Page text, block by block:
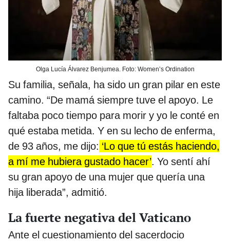
Olga Lucía Álvarez Benjumea. Foto: Women’s Ordination
Su familia, señala, ha sido un gran pilar en este
camino. “De mamá siempre tuve el apoyo. Le
faltaba poco tiempo para morir y yo le conté en
qué estaba metida. Y en su lecho de enferma,
de 93 años, me dijo: ‘Lo que tú estás haciendo,
a mí me hubiera gustado hacer’. Yo sentí ahí
su gran apoyo de una mujer que quería una
hija liberada”, admitió.
La fuerte negativa del Vaticano
Ante el cuestionamiento del sacerdocio